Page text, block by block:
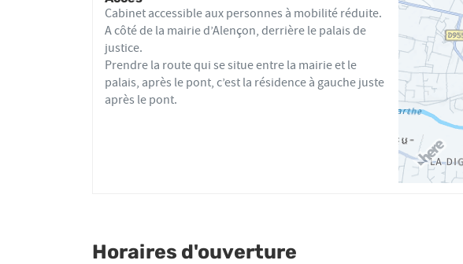
Frédéric
VEYRES
Cabinet accessible aux personnes à mobilité réduite.
A côté de la mairie d’Alençon, derrière le palais de
justice.
Prendre la route qui se situe entre la mairie et le
palais, après le pont, c’est la résidence à gauche juste
après le pont.
Horaires d'ouverture